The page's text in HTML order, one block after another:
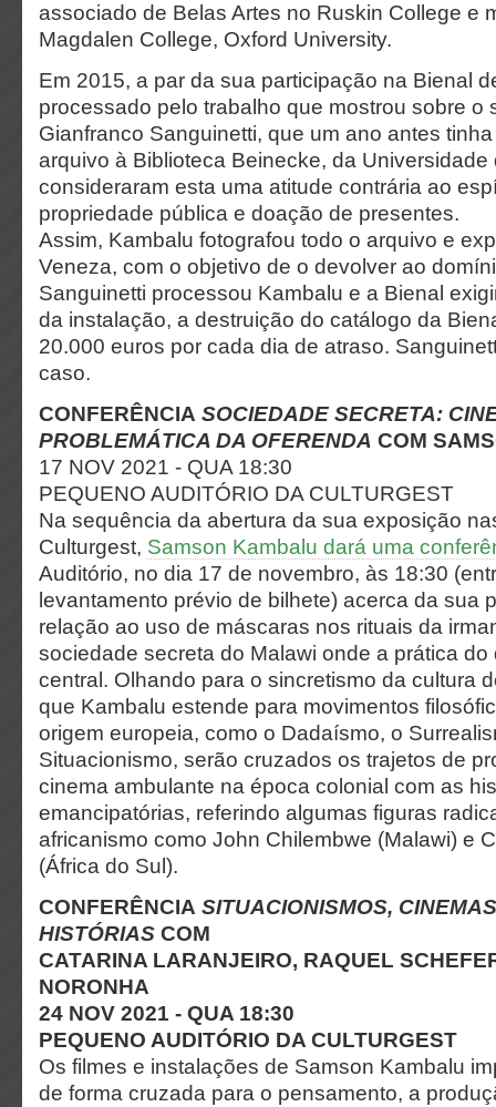
associado de Belas Artes no Ruskin College e
Magdalen College, Oxford University.
Em 2015, a par da sua participação na Bienal
processado pelo trabalho que mostrou sobre o
Gianfranco Sanguinetti, que um ano antes
arquivo à Biblioteca Beinecke, da Universidade
consideraram esta uma atitude contrária ao
propriedade pública e doação de presentes.
Assim, Kambalu fotografou todo o arquivo e
Veneza, com o objetivo de o devolver ao
Sanguinetti processou Kambalu e a Bienal
da instalação, a destruição do catálogo da
20.000 euros por cada dia de atraso.
caso.
CONFERÊNCIA SOCIEDADE SECRETA:
PROBLEMÁTICA DA OFERENDA COM
17 NOV 2021 - QUA 18:30
PEQUENO AUDITÓRIO DA CULTURGEST
Na sequência da abertura da sua exposição
Culturgest, Samson Kambalu dará uma
Auditório, no dia 17 de novembro, às 18:30
levantamento prévio de bilhete) acerca da sua
relação ao uso de máscaras nos rituais da
sociedade secreta do Malawi onde a prática
central. Olhando para o sincretismo da cultura
que Kambalu estende para movimentos
origem europeia, como o Dadaísmo, o
Situacionismo, serão cruzados os trajetos de
cinema ambulante na época colonial com as
emancipatórias, referindo algumas figuras
africanismo como John Chilembwe (Malawi) e
(África do Sul).
CONFERÊNCIA SITUACIONISMOS,
HISTÓRIAS COM
CATARINA LARANJEIRO, RAQUEL
NORONHA
24 NOV 2021 - QUA 18:30
PEQUENO AUDITÓRIO DA CULTURGEST
Os filmes e instalações de Samson Kambalu
de forma cruzada para o pensamento, a